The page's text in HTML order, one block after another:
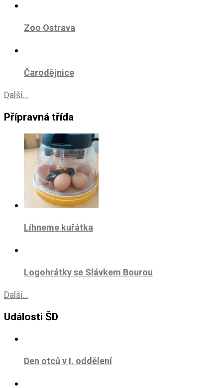
Zoo Ostrava
Čarodějnice
Další...
Přípravná třída
Líhneme kuřátka
Logohrátky se Slávkem Bourou
Další...
Události ŠD
Den otců v I. oddělení